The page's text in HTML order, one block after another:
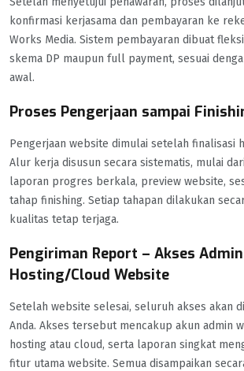
konfirmasi kerjasama dan pembayaran ke
Works Media. Sistem pembayaran dibuat
skema DP maupun full payment, sesuai
awal.
Proses Pengerjaan sampai
Pengerjaan website dimulai setelah finalisasi
Alur kerja disusun secara sistematis, mulai
laporan progres berkala, preview website,
tahap finishing. Setiap tahapan dilakukan
kualitas tetap terjaga.
Pengiriman Report – Akses
Hosting/Cloud Website
Setelah website selesai, seluruh akses akan
Anda. Akses tersebut mencakup akun admin
hosting atau cloud, serta laporan singkat
fitur utama website. Semua disampaikan